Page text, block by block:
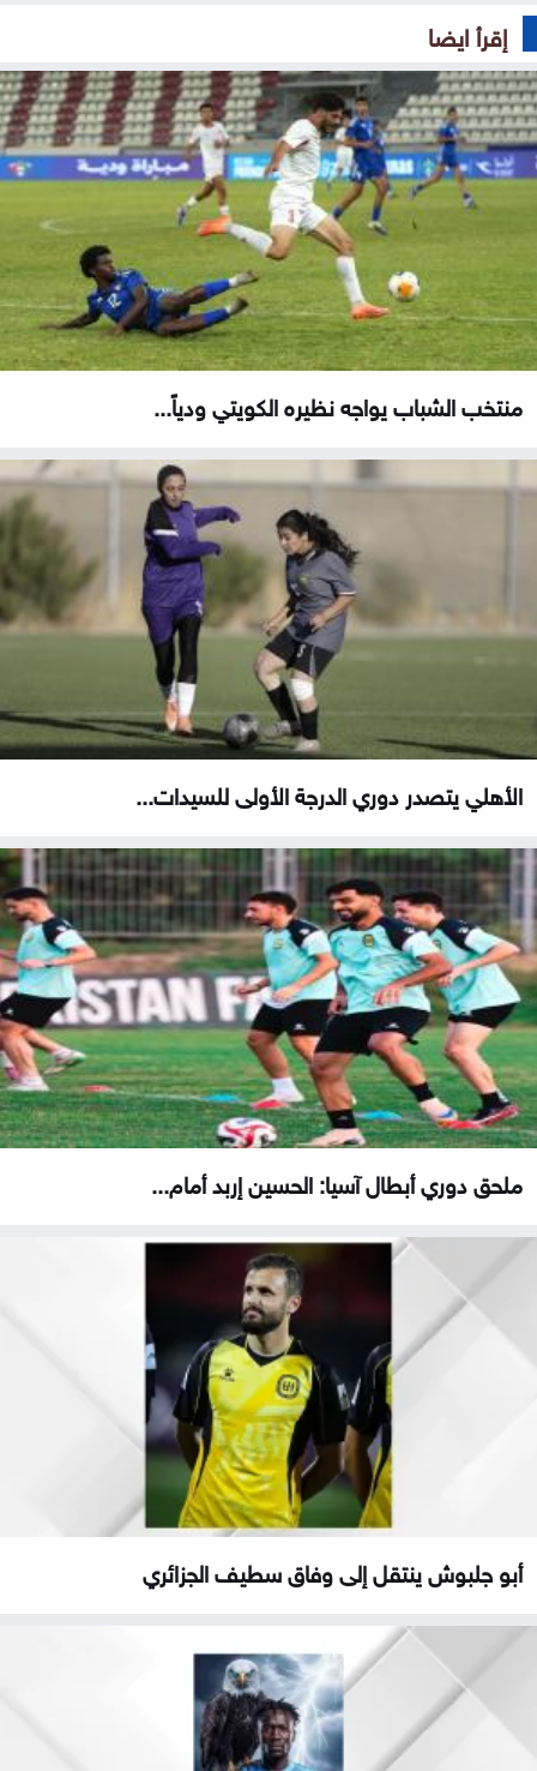
إقرأ ايضا
منتخب الشباب يواجه نظيره الكويتي ودياً...
الأهلي يتصدر دوري الدرجة الأولى للسيدات...
ملحق دوري أبطال آسيا: الحسين إربد أمام...
أبو جلبوش ينتقل إلى وفاق سطيف الجزائري